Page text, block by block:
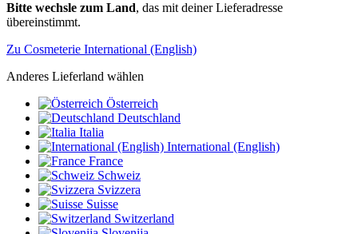
Bitte wechsle zum Land, das mit deiner Lieferadresse
übereinstimmt.
Zu Cosmeterie International (English)
Anderes Lieferland wählen
Österreich
Deutschland
Italia
International (English)
France
Schweiz
Svizzera
Suisse
Switzerland